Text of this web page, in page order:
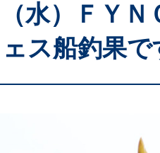
水）ＦＹＮ
ス船釣果で